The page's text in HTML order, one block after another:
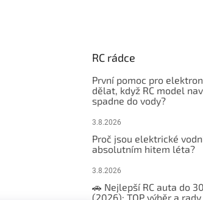
RC rádce
První pomoc pro
dělat, když RC model
spadne do vody?
3.8.2026
Proč jsou elektrické
absolutním hitem léta?
3.8.2026
🚗 Nejlepší RC auta do
(2026): TOP výběr a rady